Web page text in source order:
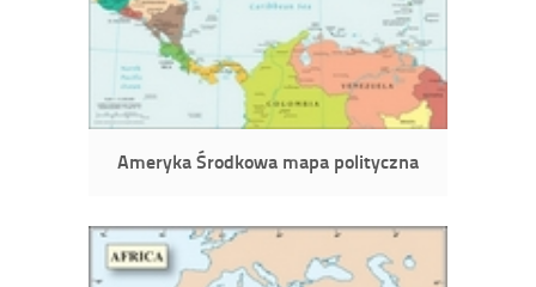
Ameryka Środkowa mapa polityczna